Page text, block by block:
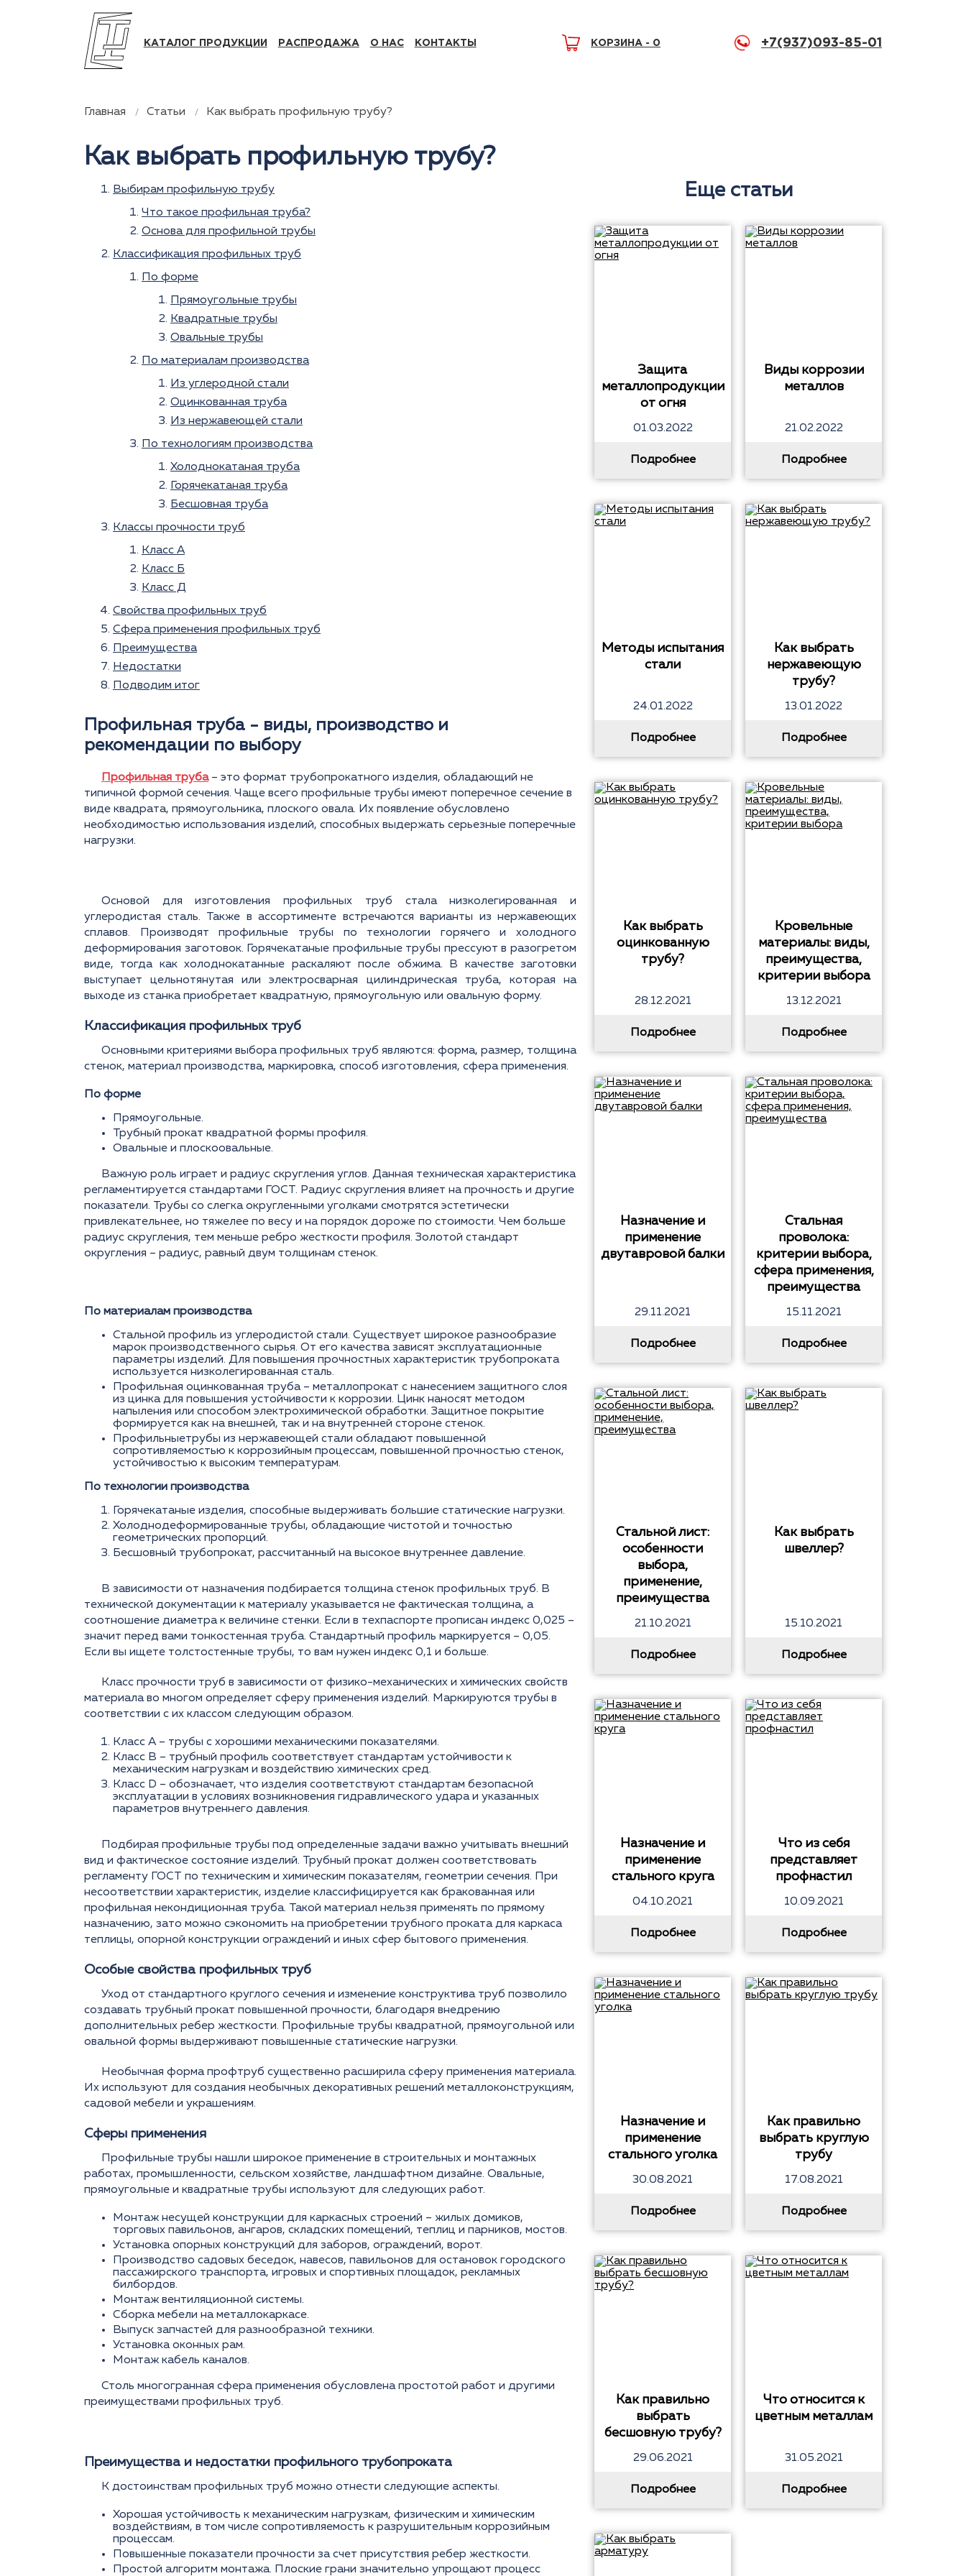
КАТАЛОГ ПРОДУКЦИИ РАСПРОДАЖА О НАС КОНТАКТЫ КОРЗИНА - 0 +7(937)093-85-01
Главная Статьи Как выбрать профильную трубу?
Как выбрать профильную трубу?
Выбирам профильную трубу
Что такое профильная труба?
Основа для профильной трубы
Классификация профильных труб
По форме
Прямоугольные трубы
Квадратные трубы
Овальные трубы
По материалам производства
Из углеродной стали
Оцинкованная труба
Из нержавеющей стали
По технологиям производства
Холоднокатаная труба
Горячекатаная труба
Бесшовная труба
Классы прочности труб
Класс А
Класс Б
Класс Д
Свойства профильных труб
Сфера применения профильных труб
Преимущества
Недостатки
Подводим итог
Профильная труба - виды, производство и
рекомендации по выбору
Профильная труба– это формат трубопрокатного изделия, обладающий не
типичной формой сечения. Чаще всего профильные трубы имеют поперечное сечение в
виде квадрата, прямоугольника, плоского овала. Их появление обусловлено
необходимостью использования изделий, способных выдержать серьезные поперечные
нагрузки.
Основой для изготовления профильных труб стала низколегированная и
углеродистая сталь. Также в ассортименте встречаются варианты из нержавеющих
сплавов. Производят профильные трубы по технологии горячего и холодного
деформирования заготовок. Горячекатаные профильные трубы прессуют в разогретом
виде, тогда как холоднокатанные раскаляют после обжима. В качестве заготовки
выступает цельнотянутая или электросварная цилиндрическая труба, которая на
выходе из станка приобретает квадратную, прямоугольную или овальную форму.
Классификация профильных труб
Основными критериями выбора профильных труб являются: форма, размер, толщина
стенок, материал производства, маркировка, способ изготовления, сфера применения.
По форме
Прямоугольные.
Трубный прокат квадратной формы профиля.
Овальные и плоскоовальные.
Важную роль играет и радиус скругления углов. Данная техническая характеристика
регламентируется стандартами ГОСТ. Радиус скругления влияет на прочность и другие
показатели. Трубы со слегка округленными уголками смотрятся эстетически
привлекательнее, но тяжелее по весу и на порядок дороже по стоимости. Чем больше
радиус скругления, тем меньше ребро жесткости профиля. Золотой стандарт
округления – радиус, равный двум толщинам стенок.
По материалам производства
Стальной профиль из углеродистой стали. Существует широкое разнообразие
марок производственного сырья. От его качества зависят эксплуатационные
параметры изделий. Для повышения прочностных характеристик трубопроката
используется низколегированная сталь.
Профильная оцинкованная труба – металлопрокат с нанесением защитного слоя
из цинка для повышения устойчивости к коррозии. Цинк наносят методом
напыления или способом электрохимической обработки. Защитное покрытие
формируется как на внешней, так и на внутренней стороне стенок.
Профильныетрубы из нержавеющей стали обладают повышенной
сопротивляемостью к коррозийным процессам, повышенной прочностью стенок,
устойчивостью к высоким температурам.
По технологии производства
Горячекатаные изделия, способные выдерживать большие статические нагрузки.
Холоднодеформированные трубы, обладающие чистотой и точностью
геометрических пропорций.
Бесшовный трубопрокат, рассчитанный на высокое внутреннее давление.
В зависимости от назначения подбирается толщина стенок профильных труб. В
технической документации к материалу указывается не фактическая толщина, а
соотношение диаметра к величине стенки. Если в техпаспорте прописан индекс 0,025 –
значит перед вами тонкостенная труба. Стандартный профиль маркируется – 0,05.
Если вы ищете толстостенные трубы, то вам нужен индекс 0,1 и больше.
Класс прочности труб в зависимости от физико-механических и химических свойств
материала во многом определяет сферу применения изделий. Маркируются трубы в
соответствии с их классом следующим образом.
Класс А – трубы с хорошими механическими показателями.
Класс В – трубный профиль соответствует стандартам устойчивости к
механическим нагрузкам и воздействию химических сред.
Класс D – обозначает, что изделия соответствуют стандартам безопасной
эксплуатации в условиях возникновения гидравлического удара и указанных
параметров внутреннего давления.
Подбирая профильные трубы под определенные задачи важно учитывать внешний
вид и фактическое состояние изделий. Трубный прокат должен соответствовать
регламенту ГОСТ по техническим и химическим показателям, геометрии сечения. При
несоответствии характеристик, изделие классифицируется как бракованная или
профильная некондиционная труба. Такой материал нельзя применять по прямому
назначению, зато можно сэкономить на приобретении трубного проката для каркаса
теплицы, опорной конструкции ограждений и иных сфер бытового применения.
Особые свойства профильных труб
Уход от стандартного круглого сечения и изменение конструктива труб позволило
создавать трубный прокат повышенной прочности, благодаря внедрению
дополнительных ребер жесткости. Профильные трубы квадратной, прямоугольной или
овальной формы выдерживают повышенные статические нагрузки.
Необычная форма профтруб существенно расширила сферу применения материала.
Их используют для создания необычных декоративных решений металлоконструкциям,
садовой мебели и украшениям.
Сферы применения
Профильные трубы нашли широкое применение в строительных и монтажных
работах, промышленности, сельском хозяйстве, ландшафтном дизайне. Овальные,
прямоугольные и квадратные трубы используют для следующих работ.
Монтаж несущей конструкции для каркасных строений – жилых домиков,
торговых павильонов, ангаров, складских помещений, теплиц и парников, мостов.
Установка опорных конструкций для заборов, ограждений, ворот.
Производство садовых беседок, навесов, павильонов для остановок городского
пассажирского транспорта, игровых и спортивных площадок, рекламных
билбордов.
Монтаж вентиляционной системы.
Сборка мебели на металлокаркасе.
Выпуск запчастей для разнообразной техники.
Установка оконных рам.
Монтаж кабель каналов.
Столь многогранная сфера применения обусловлена простотой работ и другими
преимуществами профильных труб.
Преимущества и недостатки профильного трубопроката
К достоинствам профильных труб можно отнести следующие аспекты.
Хорошая устойчивость к механическим нагрузкам, физическим и химическим
воздействиям, в том числе сопротивляемость к разрушительным коррозийным
процессам.
Повышенные показатели прочности за счет присутствия ребер жесткости.
Простой алгоритм монтажа. Плоские грани значительно упрощают процесс
Еще статьи
Защита
металлопродукции
от огня
01.03.2022
Подробнее
Виды коррозии
металлов
21.02.2022
Подробнее
Методы испытания
стали
24.01.2022
Подробнее
Как выбрать
нержавеющую
трубу?
13.01.2022
Подробнее
Как выбрать
оцинкованную
трубу?
28.12.2021
Подробнее
Кровельные
материалы: виды,
преимущества,
критерии выбора
13.12.2021
Подробнее
Назначение и
применение
двутавровой балки
29.11.2021
Подробнее
Стальная
проволока:
критерии выбора,
сфера применения,
преимущества
15.11.2021
Подробнее
Стальной лист:
особенности
выбора,
применение,
преимущества
21.10.2021
Подробнее
Как выбрать
швеллер?
15.10.2021
Подробнее
Назначение и
применение
стального круга
04.10.2021
Подробнее
Что из себя
представляет
профнастил
10.09.2021
Подробнее
Назначение и
применение
стального уголка
30.08.2021
Подробнее
Как правильно
выбрать круглую
трубу
17.08.2021
Подробнее
Как правильно
выбрать
бесшовную трубу?
29.06.2021
Подробнее
Что относится к
цветным металлам
31.05.2021
Подробнее